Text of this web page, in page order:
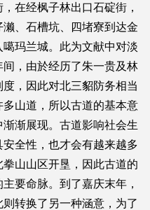
在经枫子林出口石碇街，
、石槽坑、四堵寮到达金
玛兰城。此为文献中对淡
，由於经历了朱一贵及林
，因此对北三貂防务相当
山道，所以古道的基本意
渐展现。古道影响社会生
全性，也才会有越来越多
山山区开垦，因此古道的
要命脉。到了嘉庆末年，
转换了另一种涵意，为了